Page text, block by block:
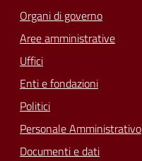
Organi di governo
Aree amministrative
Uffici
Enti e fondazioni
Politici
Personale Amministrativo
Documenti e dati